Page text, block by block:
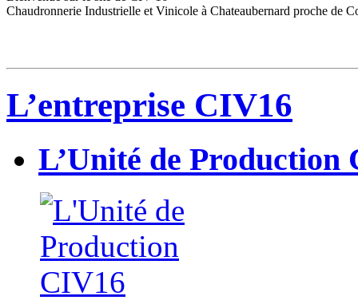
Chaudronnerie Industrielle et Vinicole à Chateaubernard proche de
L’entreprise CIV16
L’Unité de Production